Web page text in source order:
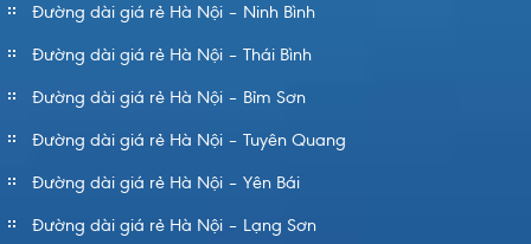
Đường dài giá rẻ Hà Nội – Ninh Bình
Đường dài giá rẻ Hà Nội – Thái Bình
Đường dài giá rẻ Hà Nội – Bỉm Sơn
Đường dài giá rẻ Hà Nội – Tuyên Quang
Đường dài giá rẻ Hà Nội – Yên Bái
Đường dài giá rẻ Hà Nội – Lạng Sơn